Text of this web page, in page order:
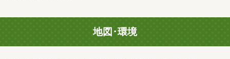
地図･環境